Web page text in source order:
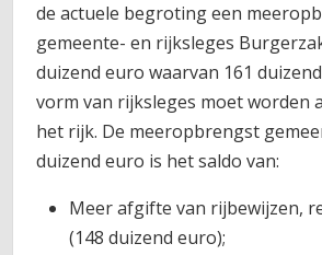
de actuele begroting een
gemeente- en rijksleges
duizend euro waarvan 161
vorm van rijksleges moet worden
het rijk. De meeropbrengst
duizend euro is het saldo van:
Meer afgifte van rijbewijzen,
(148 duizend euro);